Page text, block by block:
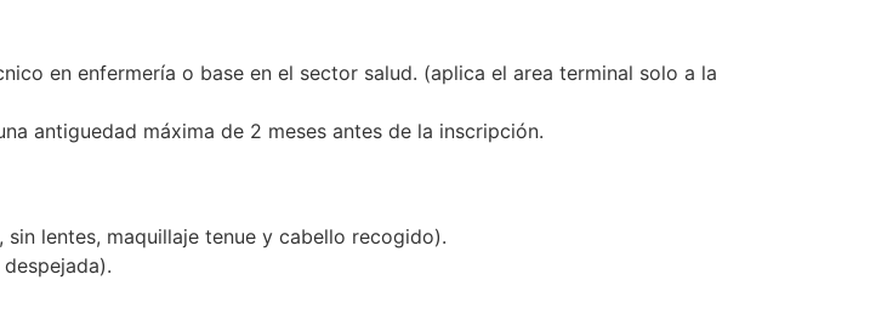
en enfermería o base en el sector salud. (aplica el area terminal solo a la
antiguedad máxima de 2 meses antes de la inscripción.
lentes, maquillaje tenue y cabello recogido).